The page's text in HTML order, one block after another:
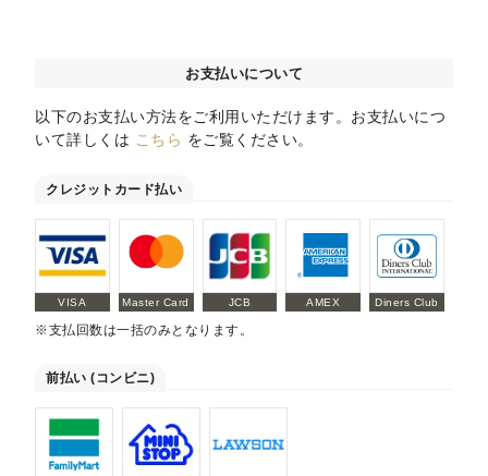
お支払いについて
以下のお支払い方法をご利用いただけます。お支払いにつ
いて詳しくは こちら をご覧ください。
クレジットカード払い
VISA Master Card JCB AMEX Diners Club
※支払回数は一括のみとなります。
前払い (コンビニ)